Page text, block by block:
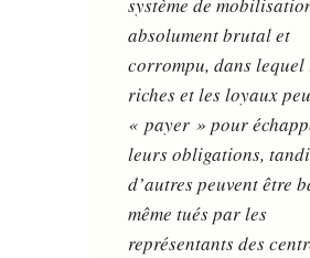
absolument brutal et
corrompu, dans lequel
riches et les loyaux
« payer » pour
leurs obligations,
d’autres peuvent être
même tués par les
représentants des